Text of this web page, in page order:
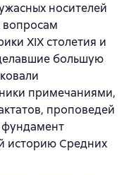
носителей
вопросам
XIX столетия и
большую
примечаниями,
проповедей
историю Средних